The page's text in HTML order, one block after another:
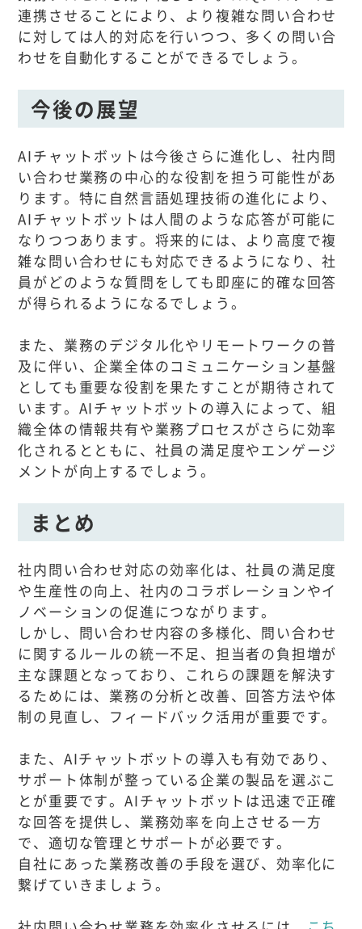
連携させることにより、より複雑な問い合わせ
に対しては人的対応を行いつつ、多くの問い合
わせを自動化することができるでしょう。
今後の展望
AIチャットボットは今後さらに進化し、社内問
い合わせ業務の中心的な役割を担う可能性があ
ります。特に自然言語処理技術の進化により、
AIチャットボットは人間のような応答が可能に
なりつつあります。将来的には、より高度で複
雑な問い合わせにも対応できるようになり、社
員がどのような質問をしても即座に的確な回答
が得られるようになるでしょう。
また、業務のデジタル化やリモートワークの普
及に伴い、企業全体のコミュニケーション基盤
としても重要な役割を果たすことが期待されて
います。AIチャットボットの導入によって、組
織全体の情報共有や業務プロセスがさらに効率
化されるとともに、社員の満足度やエンゲージ
メントが向上するでしょう。
まとめ
社内問い合わせ対応の効率化は、社員の満足度
や生産性の向上、社内のコラボレーションやイ
ノベーションの促進につながります。
しかし、問い合わせ内容の多様化、問い合わせ
に関するルールの統一不足、担当者の負担増が
主な課題となっており、これらの課題を解決す
るためには、業務の分析と改善、回答方法や体
制の見直し、フィードバック活用が重要です。
また、AIチャットボットの導入も有効であり、
サポート体制が整っている企業の製品を選ぶこ
とが重要です。AIチャットボットは迅速で正確
な回答を提供し、業務効率を向上させる一方
で、適切な管理とサポートが必要です。
自社にあった業務改善の手段を選び、効率化に
繋げていきましょう。